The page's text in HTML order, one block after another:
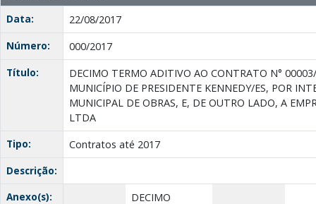
Data:
22/08/2017
Número:
000/2017
Título:
DECIMO TERMO ADITIVO AO CONTRATO N°
MUNICÍPIO DE PRESIDENTE KENNEDY/ES, POR
MUNICIPAL DE OBRAS, E, DE OUTRO LADO, A
LTDA
Tipo:
Contratos até 2017
Descrição:
Anexo(s):
DECIMO